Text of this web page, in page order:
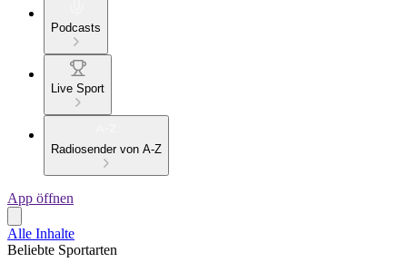
Podcasts
Live Sport
Radiosender von A-Z
App öffnen
Alle Inhalte
Beliebte Sportarten